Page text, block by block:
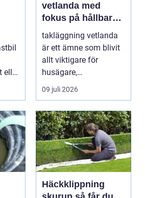
eller
vetlanda med
fokus på hållbara
tak och trygga hus
takläggning vetlanda
är ett ämne som blivit
allt viktigare för
husägare,
bostadsrättsföreningar
och ...
09 juli 2026
Häckklippning